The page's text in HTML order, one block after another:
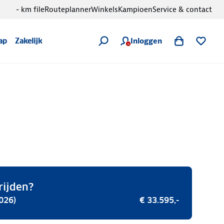
Zakelijk Inloggen
- km fileRouteplannerWinkelsKampioenService & contact
€ 33.595,-